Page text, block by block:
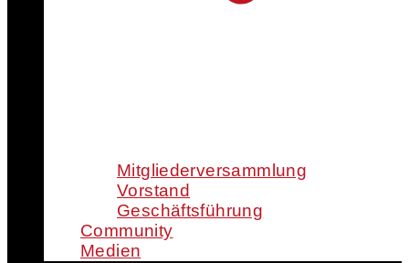
Mitgliederversammlung
Vorstand
Geschäftsführung
Community
Medien